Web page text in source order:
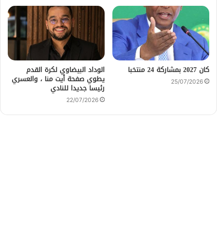
كان 2027 بمشاركة 24 منتخبا
25/07/2026
الوداد البيضاوي لكرة القدم
يطوي صفحة أيت منا ، والعسري
رئيسا جديدا للنادي
22/07/2026